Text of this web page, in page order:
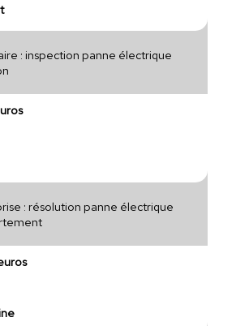
: inspection panne électrique
: résolution panne électrique